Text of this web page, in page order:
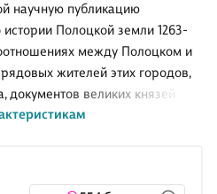
научную публикацию
Полоцкой земли 1263-
между Полоцком и
жителей этих городов,
документов великих князей
полоцких епископов.